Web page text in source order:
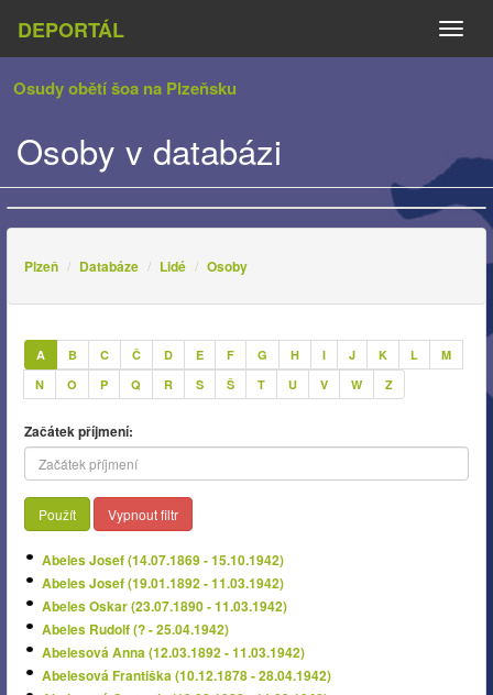
DEPORTÁL
Osudy obětí šoa na Plzeňsku
Osoby v databázi
Plzeň Databáze Lidé Osoby
A B C Č D E F G H I J K L
M
N
O P Q R S Š T U V W Z
Začátek příjmení:
Použít Vypnout filtr
Abeles Josef (14.07.1869 - 15.10.1942)
Abeles Josef (19.01.1892 - 11.03.1942)
Abeles Oskar (23.07.1890 - 11.03.1942)
Abeles Rudolf (? - 25.04.1942)
Abelesová Anna (12.03.1892 - 11.03.1942)
Abelesová Františka (10.12.1878 - 28.04.1942)